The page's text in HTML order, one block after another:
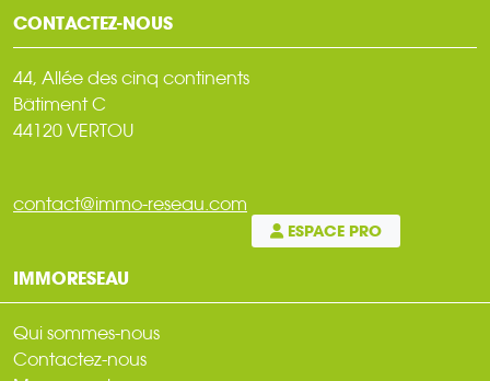
CONTACTEZ-NOUS
44, Allée des cinq continents
Bâtiment C
44120 VERTOU
contact@immo-reseau.com
ESPACE PRO
IMMORESEAU
Qui sommes-nous
Contactez-nous